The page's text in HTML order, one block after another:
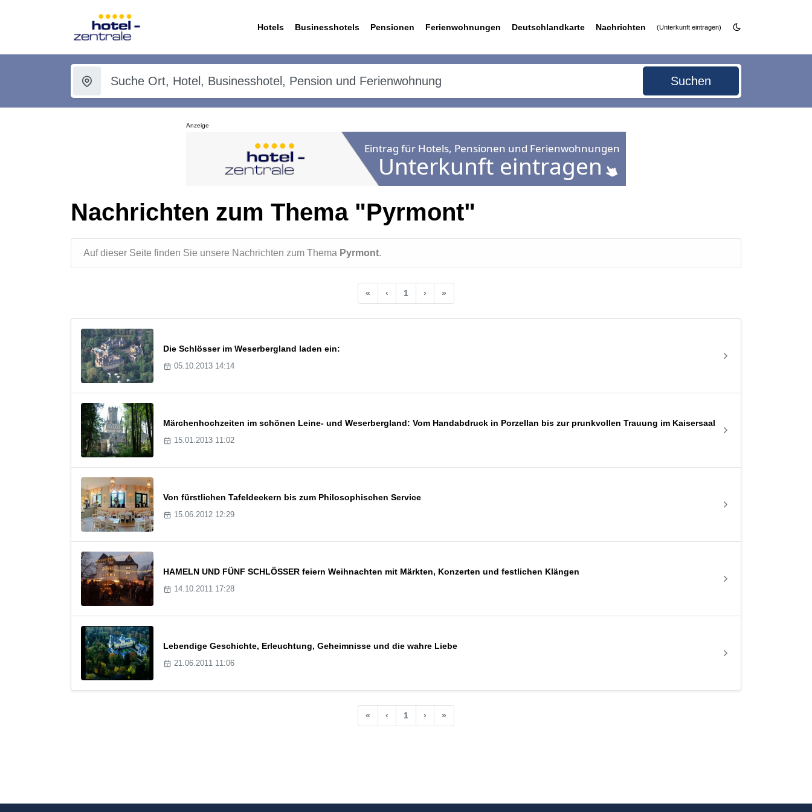
Hotels Businesshotels Pensionen Ferienwohnungen Deutschlandkarte Nachrichten (Unterkunft eintragen)
Suchen
Anzeige
Nachrichten zum Thema "Pyrmont"
Auf dieser Seite finden Sie unsere Nachrichten zum Thema Pyrmont.
« ‹ 1 › »
Die Schlösser im Weserbergland laden ein:
05.10.2013 14:14
Märchenhochzeiten im schönen Leine- und Weserbergland: Vom Handabdruck in Porzellan bis zur prunkvollen Trauung im Kaisersaal
15.01.2013 11:02
Von fürstlichen Tafeldeckern bis zum Philosophischen Service
15.06.2012 12:29
HAMELN UND FÜNF SCHLÖSSER feiern Weihnachten mit Märkten, Konzerten und festlichen Klängen
14.10.2011 17:28
Lebendige Geschichte, Erleuchtung, Geheimnisse und die wahre Liebe
21.06.2011 11:06
« ‹ 1 › »